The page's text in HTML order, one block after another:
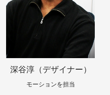
深谷淳（デザイナー）
モーションを担当